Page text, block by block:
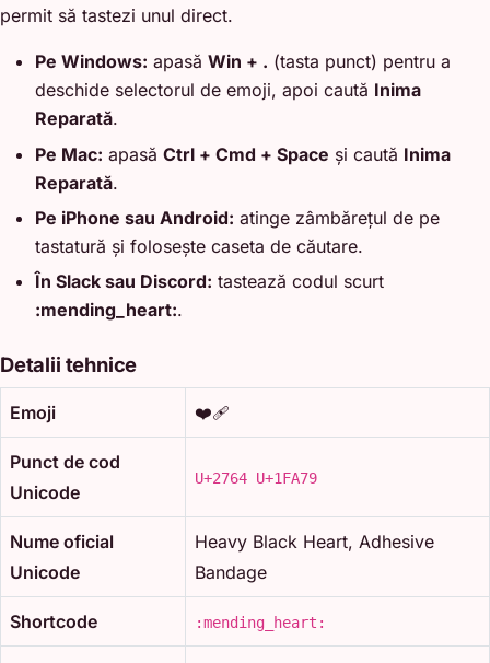
permit să tastezi unul direct.
Pe Windows: apasă Win + . (tasta punct) pentru a
deschide selectorul de emoji, apoi caută Inima
Reparată.
Pe Mac: apasă Ctrl + Cmd + Space și caută Inima
Reparată.
Pe iPhone sau Android: atinge zâmbărețul de pe
tastatură și folosește caseta de căutare.
În Slack sau Discord: tastează codul scurt
:mending_heart:.
Detalii tehnice
Emoji ❤️‍🩹
Punct de cod
Unicode
U+2764 U+1FA79
Nume oficial
Unicode
Heavy Black Heart, Adhesive
Bandage
Shortcode :mending_heart: